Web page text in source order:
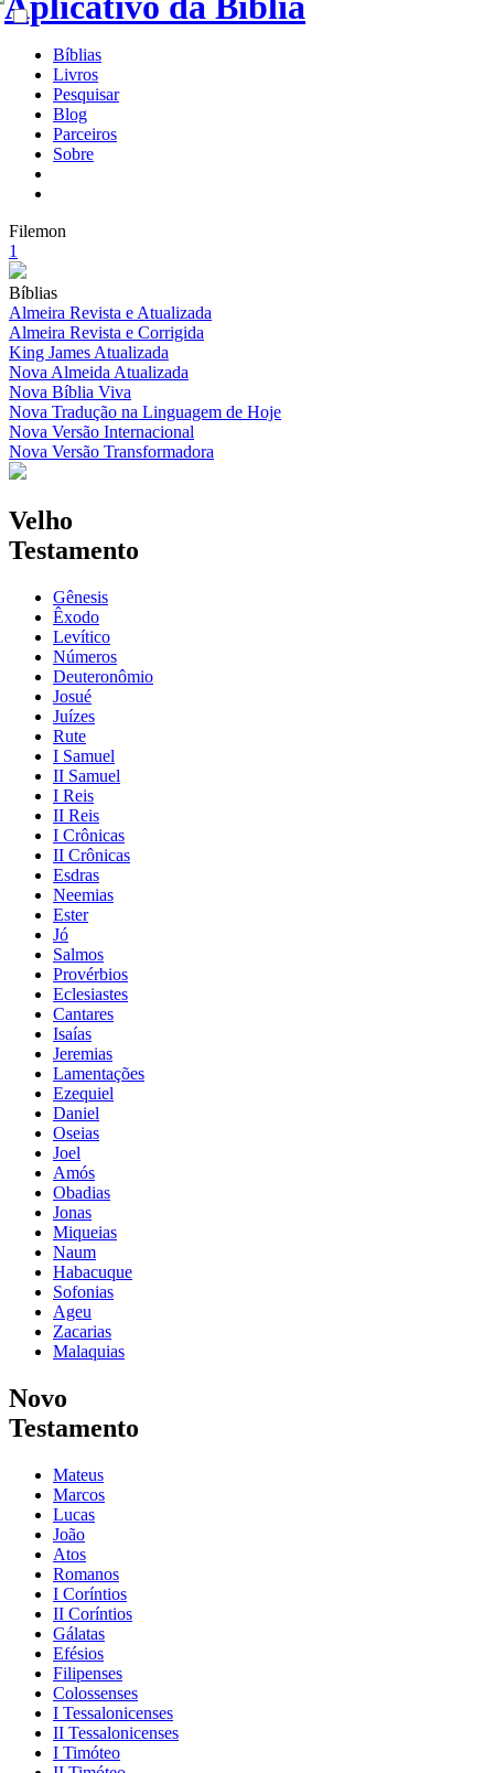
Bíblias
Livros
Pesquisar
Blog
Parceiros
Sobre
Filemon
1
Bíblias
Almeira Revista e Atualizada
Almeira Revista e Corrigida
King James Atualizada
Nova Almeida Atualizada
Nova Bíblia Viva
Nova Tradução na Linguagem de Hoje
Nova Versão Internacional
Nova Versão Transformadora
Velho
Testamento
Gênesis
Êxodo
Levítico
Números
Deuteronômio
Josué
Juízes
Rute
I Samuel
II Samuel
I Reis
II Reis
I Crônicas
II Crônicas
Esdras
Neemias
Ester
Jó
Salmos
Provérbios
Eclesiastes
Cantares
Isaías
Jeremias
Lamentações
Ezequiel
Daniel
Oseias
Joel
Amós
Obadias
Jonas
Miqueias
Naum
Habacuque
Sofonias
Ageu
Zacarias
Malaquias
Novo
Testamento
Mateus
Marcos
Lucas
João
Atos
Romanos
I Coríntios
II Coríntios
Gálatas
Efésios
Filipenses
Colossenses
I Tessalonicenses
II Tessalonicenses
I Timóteo